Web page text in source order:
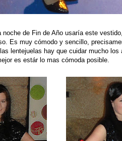
de Fin de Año usaría este
Es muy cómodo y sencillo,
lentejuelas hay que cuidar mucho
es estár lo mas cómoda posible.